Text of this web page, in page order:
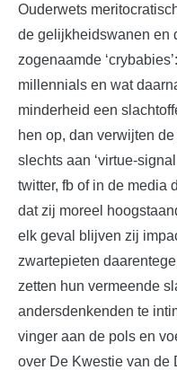
Ouderwets
de gelijkheidswanen en
zogenaamde
millennials en wat
minderheid een
hen op, dan verwijten
slechts aan ‘virtue-
twitter, fb of in de media
dat zij moreel
elk geval blijven zij
zwartepieten
zetten hun vermeende
andersdenkenden te
vinger aan de pols en
over De Kwestie van de